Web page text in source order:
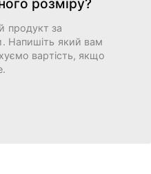
розміру?
продукт за
Напишіть який вам
вартість, якщо